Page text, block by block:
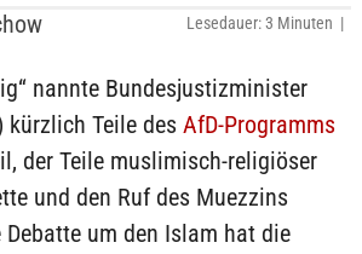
Lesedauer: 3 Minuten |
nannte Bundesjustizminister
kürzlich Teile des AfD-Programms
der Teile muslimisch-religiöser
und den Ruf des Muezzins
um den Islam hat die